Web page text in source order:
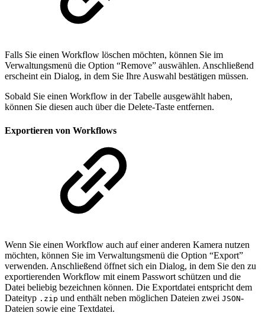
Falls Sie einen Workflow löschen möchten, können Sie im
Verwaltungsmenü die Option “Remove” auswählen. Anschließend
erscheint ein Dialog, in dem Sie Ihre Auswahl bestätigen müssen.
Sobald Sie einen Workflow in der Tabelle ausgewählt haben,
können Sie diesen auch über die Delete-Taste entfernen.
Exportieren von Workflows
Wenn Sie einen Workflow auch auf einer anderen Kamera nutzen
möchten, können Sie im Verwaltungsmenü die Option “Export”
verwenden. Anschließend öffnet sich ein Dialog, in dem Sie den zu
exportierenden Workflow mit einem Passwort schützen und die
Datei beliebig bezeichnen können. Die Exportdatei entspricht dem
Dateityp .zip und enthält neben möglichen Dateien zwei JSON-
Dateien sowie eine Textdatei.